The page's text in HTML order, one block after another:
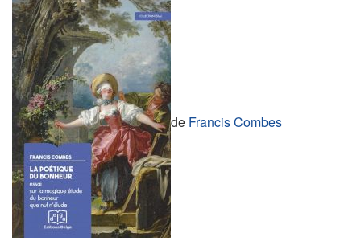
de Francis Combes